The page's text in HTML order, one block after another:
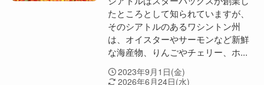
たところとして知られていますが、
そのシアトルのあるワシントン州
は、オイスターやサーモンなど新鮮
な海産物、りんごやチェリー、ホ...
2023年9月1日(金)
2026年6月24日(水)